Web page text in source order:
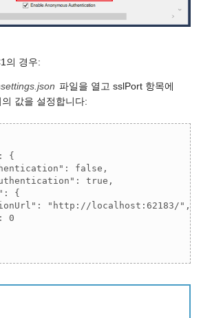
의 경우:
파일을 열고 sslPort 항목에
값을 설정합니다:
{
false,
true,
{
"http://localhost:62183/",
0